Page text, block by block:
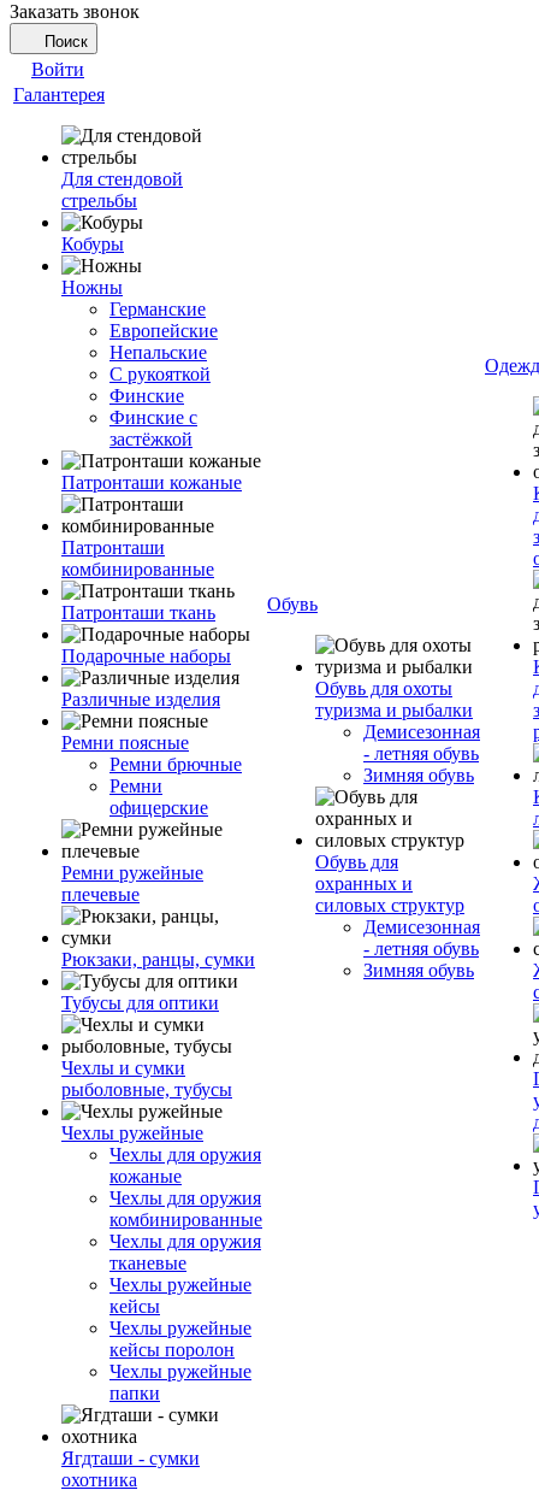
Заказать звонок
Поиск
Войти
Галантерея
Для стендовой
стрельбы
Кобуры
Ножны
Германские
Европейские
Непальские
С рукояткой
Финские
Финские с
застёжкой
Патронташи кожаные
Патронташи
комбинированные
Патронташи ткань
Подарочные наборы
Различные изделия
Ремни поясные
Ремни брючные
Ремни
офицерские
Ремни ружейные
плечевые
Рюкзаки, ранцы, сумки
Тубусы для оптики
Чехлы и сумки
рыболовные, тубусы
Чехлы ружейные
Чехлы для оружия
кожаные
Чехлы для оружия
комбинированные
Чехлы для оружия
тканевые
Чехлы ружейные
кейсы
Чехлы ружейные
кейсы поролон
Чехлы ружейные
папки
Ягдташи - сумки
охотника
Обувь
Обувь для охоты
туризма и рыбалки
Демисезонная
- летняя обувь
Зимняя обувь
Обувь для
охранных и
силовых структур
Демисезонная
- летняя обувь
Зимняя обувь